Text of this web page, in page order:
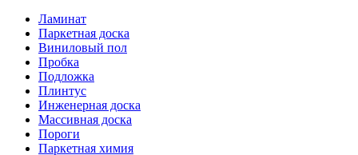
Ламинат
Паркетная доска
Виниловый пол
Пробка
Подложка
Плинтус
Инженерная доска
Массивная доска
Пороги
Паркетная химия